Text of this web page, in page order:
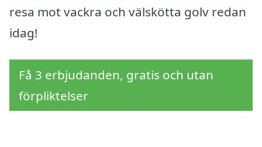
resa mot vackra och välskötta golv redan
idag!
Få 3 erbjudanden, gratis och utan
förpliktelser